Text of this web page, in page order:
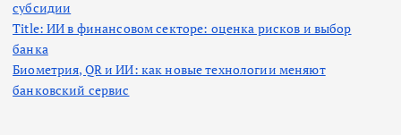
субсидии
Title: ИИ в финансовом секторе: оценка рисков и выбор
банка
Биометрия, QR и ИИ: как новые технологии меняют
банковский сервис